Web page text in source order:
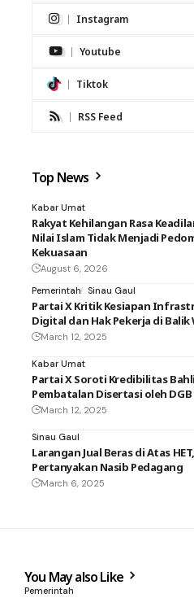
Instagram
Youtube
Tiktok
RSS Feed
Top News
Kabar Umat
Rakyat Kehilangan Rasa
Nilai Islam Tidak Menjadi
Kekuasaan
August 6, 2026
Pemerintah
Sinau Gaul
Partai X Kritik Kesiapan
Digital dan Hak Pekerja di Balik
March 12, 2025
Kabar Umat
Partai X Soroti Kredibilitas
Pembatalan Disertasi oleh DGB
March 12, 2025
Sinau Gaul
Larangan Jual Beras di Atas
Pertanyakan Nasib Pedagang
March 6, 2025
You May also Like
Pemerintah